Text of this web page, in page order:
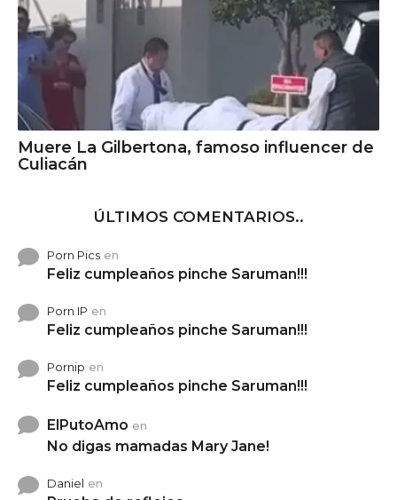
Muere La Gilbertona, famoso influencer de
Culiacán
ÚLTIMOS COMENTARIOS..
Porn Pics en
Feliz cumpleaños pinche Saruman!!!
Porn IP en
Feliz cumpleaños pinche Saruman!!!
Pornip en
Feliz cumpleaños pinche Saruman!!!
ElPutoAmo en
No digas mamadas Mary Jane!
Daniel en